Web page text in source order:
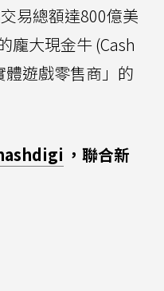
易總額達800億美
龐大現金牛 (Cash
遊戲零售商」的
，聯合新